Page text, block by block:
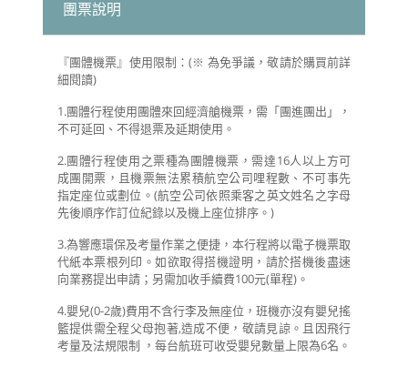
團票說明
『團體機票』使用限制：(※ 為免爭議，敬請於購買前詳
細閱讀)
1.團體行程使用團體來回經濟艙機票，需「團進團出」，
不可延回、不得退票及延期使用。
2.團體行程使用之票種為團體機票，需達16人以上方可
成團開票，且機票無法累積航空公司哩程數、不可事先
指定座位或劃位。(航空公司依照乘客之英文姓名之字母
先後順序作訂位紀錄以及機上座位排序。)
3.為響應環保及考量作業之便捷，本行程將以電子機票取
代紙本票根列印。如欲取得搭機證明，請於搭機後盡速
向業務提出申請；另需加收手續費100元(單程)。
4.嬰兒(0-2歲)費用不含行李及無座位，班機亦沒有嬰兒搖
籃提供需全程父母抱著,造成不便，敬請見諒。且因飛行
考量及法規限制 ，每台航班可收受嬰兒數量上限為6名。